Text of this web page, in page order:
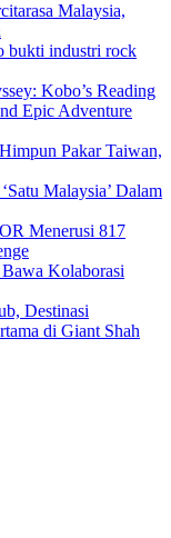
Malaysia,
bukti industri rock
Kobo’s Reading
Epic Adventure
Pakar Taiwan,
Malaysia’ Dalam
Menerusi 817
Kolaborasi
Destinasi
di Giant Shah